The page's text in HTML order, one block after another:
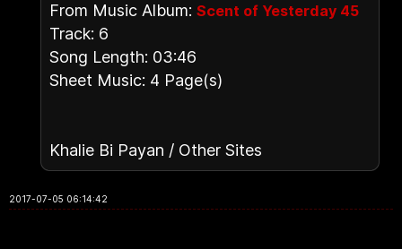
From Music Album: Scent of Yesterday 45
Track: 6
Song Length: 03:46
Sheet Music: 4 Page(s)
Khalie Bi Payan / Other Sites
2017-07-05 06:14:42